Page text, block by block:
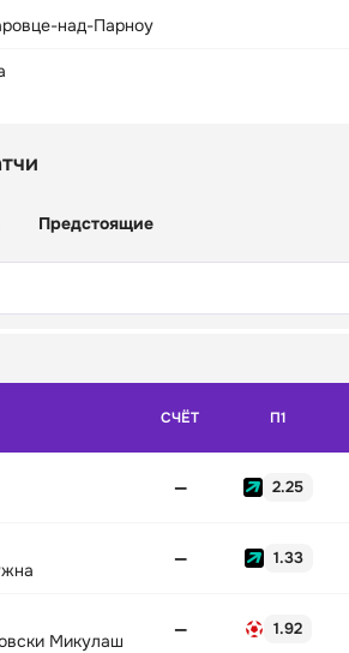
над-Парноу
Предстоящие
СЧЁТ П1
— 2.25
— 1.33
Микулаш
— 1.92